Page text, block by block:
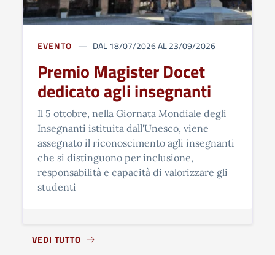
EVENTO DAL 18/07/2026 AL 23/09/2026
Premio Magister Docet
dedicato agli insegnanti
Il 5 ottobre, nella Giornata Mondiale degli
Insegnanti istituita dall'Unesco, viene
assegnato il riconoscimento agli insegnanti
che si distinguono per inclusione,
responsabilità e capacità di valorizzare gli
studenti
VEDI TUTTO